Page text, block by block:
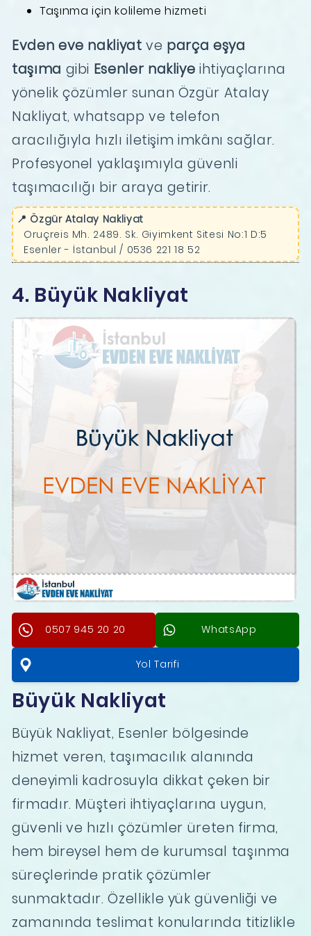
Taşınma için kolileme hizmeti
Evden eve nakliyat ve parça eşya
taşıma gibi Esenler nakliye ihtiyaçlarına
yönelik çözümler sunan Özgür Atalay
Nakliyat, whatsapp ve telefon
aracılığıyla hızlı iletişim imkânı sağlar.
Profesyonel yaklaşımıyla güvenli
taşımacılığı bir araya getirir.
📍 Özgür Atalay Nakliyat
Oruçreis Mh. 2489. Sk. Giyimkent Sitesi No:1 D:5
Esenler - İstanbul / 0536 221 18 52
4. Büyük Nakliyat
0507 945 20 20 WhatsApp
Yol Tarifi
Büyük Nakliyat
Büyük Nakliyat, Esenler bölgesinde
hizmet veren, taşımacılık alanında
deneyimli kadrosuyla dikkat çeken bir
firmadır. Müşteri ihtiyaçlarına uygun,
güvenli ve hızlı çözümler üreten firma,
hem bireysel hem de kurumsal taşınma
süreçlerinde pratik çözümler
sunmaktadır. Özellikle yük güvenliği ve
zamanında teslimat konularında titizlikle